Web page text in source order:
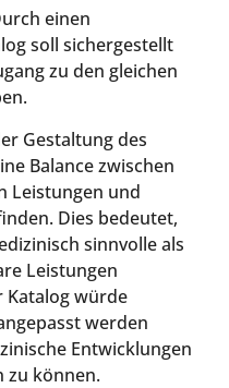
einen
soll sichergestellt
zu den gleichen
Gestaltung des
Balance zwischen
Leistungen und
Dies bedeutet,
sinnvolle als
Leistungen
Katalog würde
werden
Entwicklungen
zu können.